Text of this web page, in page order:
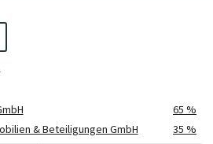
65 %
& Beteiligungen GmbH
35 %